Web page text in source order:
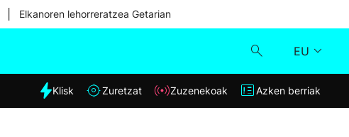
Elkanoren lehorreratzea Getarian
EU
Eguraldia
Klisk
Klisk Zuretzat Zuzenekoak Azken berriak